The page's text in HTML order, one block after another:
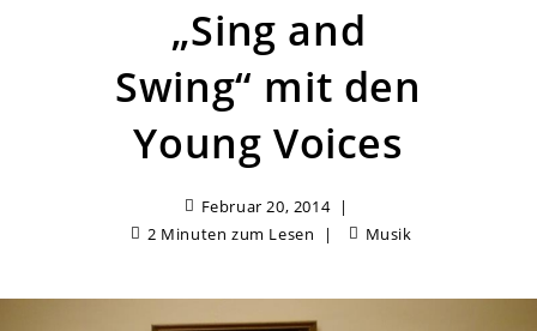
„Sing and
Swing“ mit den
Young Voices
Februar 20, 2014
2 Minuten zum Lesen
Musik